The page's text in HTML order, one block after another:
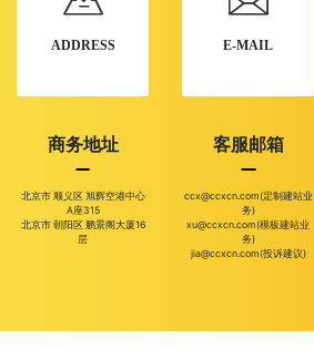
ADDRESS
商务地址
北京市 顺义区 旭辉空港中心
A座315
北京市 朝阳区 鹏景阁大厦16
层
E-MAIL
客服邮箱
ccx@ccxcn.com(定制建站业
务)
xu@ccxcn.com(模板建站业
务)
jia@ccxcn.com(投诉建议)